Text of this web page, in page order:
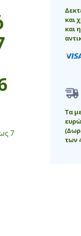
7
και
και
Τα
ευρώ
των